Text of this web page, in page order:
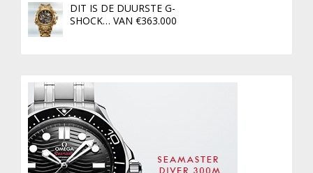
DIT IS DE DUURSTE G-
SHOCK… VAN €363.000